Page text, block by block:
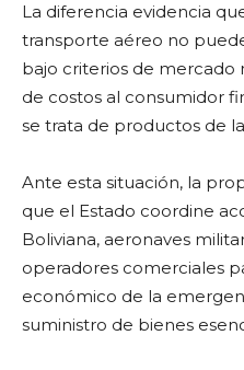
La diferencia evidencia
transporte aéreo no
bajo criterios de mercado
de costos al consumidor
se trata de productos de
Ante esta situación, la
que el Estado coordine
Boliviana, aeronaves
operadores comerciales
económico de la
suministro de bienes